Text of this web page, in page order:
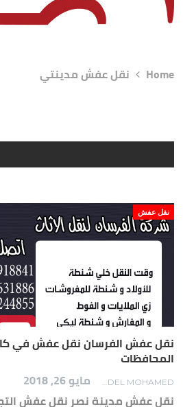
Home نقل عفش مدينتي
نقل عفش
نقل عفش الفرسان نقل عفش في
المحافظات
مايو 26, 2018
نقل عفش مدينة نصر نقل عفش